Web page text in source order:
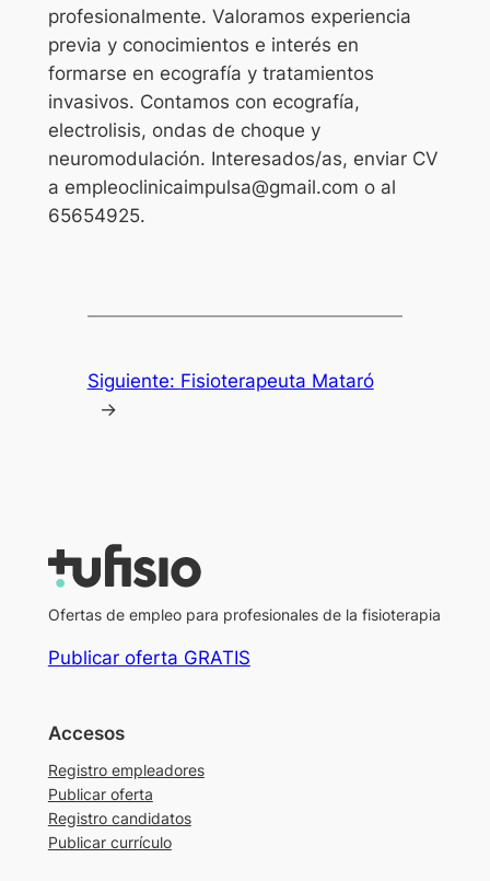
profesionalmente. Valoramos experiencia
previa y conocimientos e interés en
formarse en ecografía y tratamientos
invasivos. Contamos con ecografía,
electrolisis, ondas de choque y
neuromodulación. Interesados/as, enviar CV
a empleoclinicaimpulsa@gmail.com o al
65654925.
Siguiente: Fisioterapeuta Mataró
→
Ofertas de empleo para profesionales de la fisioterapia
Publicar oferta GRATIS
Accesos
Registro empleadores
Publicar oferta
Registro candidatos
Publicar currículo